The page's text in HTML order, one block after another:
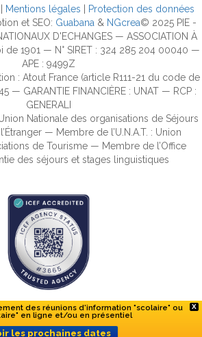
Mentions légales
Protection des données
et SEO: Guabana & NGcrea© 2025 PIE -
D'ECHANGES — ASSOCIATION À
de 1901 — N° SIRET : 324 285 204 00040 —
APE : 9499Z
: Atout France (article R111-21 du code de
— GARANTIE FINANCIÈRE : UNAT — RCP :
GENERALI
Nationale des organisations de Séjours
— Membre de l’U.N.A.T. : Union
de Tourisme — Membre de l’Office
des séjours et stages linguistiques
X
des réunions d'information "scolaire" ou
en ligne et/ou en présentiel
les prochaines dates